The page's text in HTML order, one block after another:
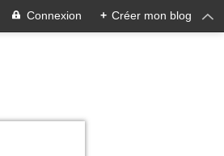
Connexion + Créer mon blog